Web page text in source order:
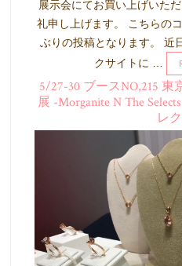
展示会にてお買い上げいた
礼申し上げます。 こちらの
ぶりの投稿となります。 近
クサイトに …
5/27-30 ブースNO,215
展 -Morganite N The
レ